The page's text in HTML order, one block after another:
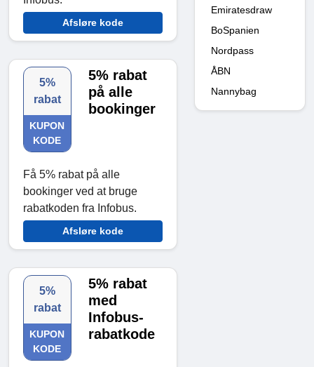
Afsløre kode
5%
rabat
KUPON
KODE
5% rabat
på alle
bookinger
Få 5% rabat på alle
bookinger ved at bruge
rabatkoden fra Infobus.
Afsløre kode
5%
rabat
KUPON
KODE
5% rabat
med
Infobus-
rabatkode
Emiratesdraw
BoSpanien
Nordpass
ÅBN
Nannybag